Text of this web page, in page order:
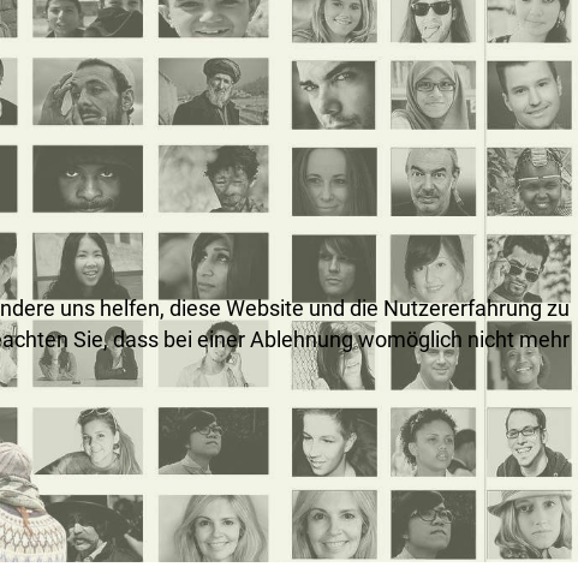
uns helfen, diese Website und die Nutzererfahrung zu
Sie, dass bei einer Ablehnung womöglich nicht mehr